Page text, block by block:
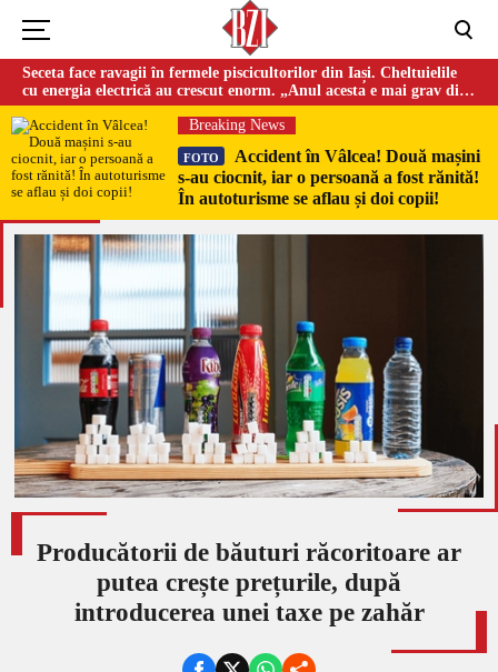
Seceta face ravagii în fermele piscicultorilor din Iași. Cheltuielile
cu energia electrică au crescut enorm. „Anul acesta e mai grav din
cauza temperaturilor foarte mari”
Breaking News
FOTO
Accident în Vâlcea! Două mașini
s-au ciocnit, iar o persoană a fost rănită!
În autoturisme se aflau și doi copii!
Producătorii de băuturi răcoritoare ar
putea crește prețurile, după
introducerea unei taxe pe zahăr